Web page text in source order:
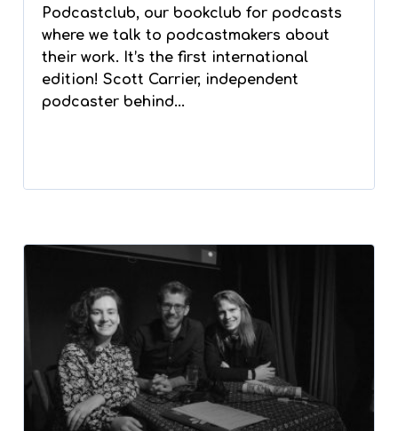
Podcastclub, our bookclub for podcasts
where we talk to podcastmakers about
their work. It’s the first international
edition! Scott Carrier, independent
podcaster behind...